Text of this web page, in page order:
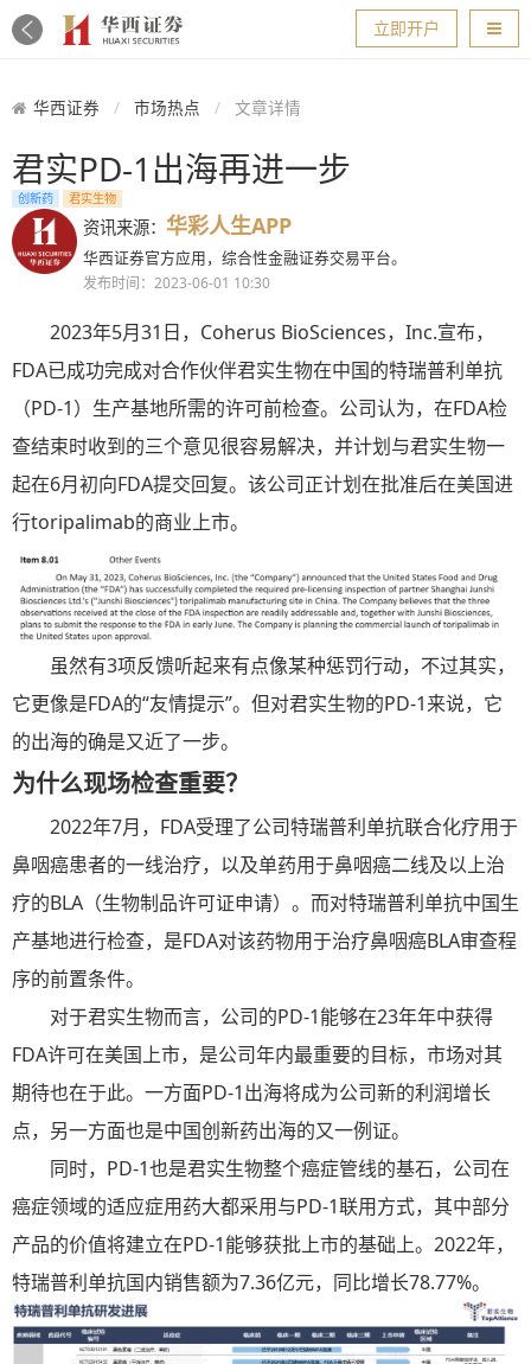
导航
立即开户
华西证券 市场热点 文章详情
君实PD-1出海再进一步
创新药 君实生物
资讯来源： 华彩人生APP
华西证券官方应用，综合性金融证券交易平台。
发布时间：2023-06-01 10:30
2023年5月31日，Coherus BioSciences，Inc.宣布，
FDA已成功完成对合作伙伴君实生物在中国的特瑞普利单抗
（PD-1）生产基地所需的许可前检查。公司认为，在FDA检
查结束时收到的三个意见很容易解决，并计划与君实生物一
起在6月初向FDA提交回复。该公司正计划在批准后在美国进
行toripalimab的商业上市。
虽然有3项反馈听起来有点像某种惩罚行动，不过其实，
它更像是FDA的“友情提示”。但对君实生物的PD-1来说，它
的出海的确是又近了一步。
为什么现场检查重要？
2022年7月，FDA受理了公司特瑞普利单抗联合化疗用于
鼻咽癌患者的一线治疗，以及单药用于鼻咽癌二线及以上治
疗的BLA（生物制品许可证申请）。而对特瑞普利单抗中国生
产基地进行检查，是FDA对该药物用于治疗鼻咽癌BLA审查程
序的前置条件。
对于君实生物而言，公司的PD-1能够在23年年中获得
FDA许可在美国上市，是公司年内最重要的目标，市场对其
期待也在于此。一方面PD-1出海将成为公司新的利润增长
点，另一方面也是中国创新药出海的又一例证。
同时，PD-1也是君实生物整个癌症管线的基石，公司在
癌症领域的适应症用药大都采用与PD-1联用方式，其中部分
产品的价值将建立在PD-1能够获批上市的基础上。2022年，
特瑞普利单抗国内销售额为7.36亿元，同比增长78.77%。